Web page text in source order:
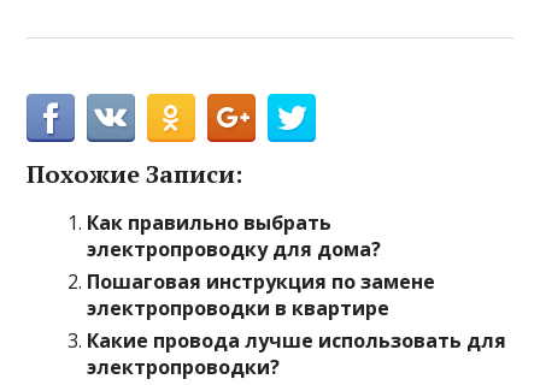
Похожие Записи:
Как правильно выбрать
электропроводку для дома?
Пошаговая инструкция по замене
электропроводки в квартире
Какие провода лучше использовать для
электропроводки?